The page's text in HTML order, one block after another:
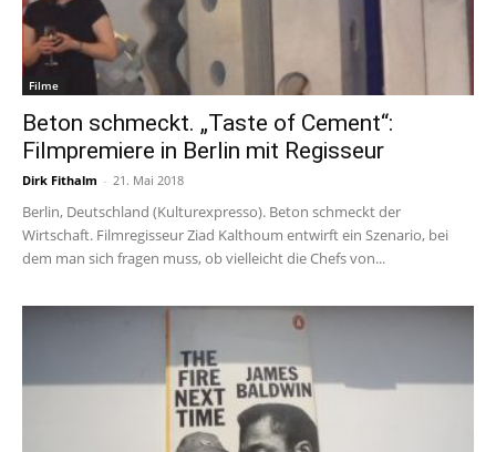
Filme
Beton schmeckt. „Taste of Cement“:
Filmpremiere in Berlin mit Regisseur
Dirk Fithalm - 21. Mai 2018
Berlin, Deutschland (Kulturexpresso). Beton schmeckt der
Wirtschaft. Filmregisseur Ziad Kalthoum entwirft ein Szenario, bei
dem man sich fragen muss, ob vielleicht die Chefs von...